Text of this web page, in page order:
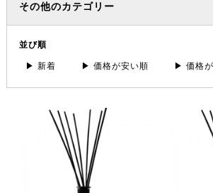
その他のカテゴリー
並び順
▶ 新着 ▶ 価格が安い順 ▶ 価格